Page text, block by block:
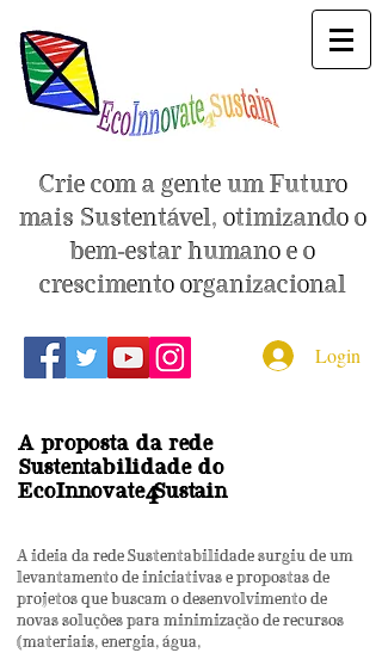
Login
Crie com a gente um Futuro
mais Sustentável, otimizando o
bem-estar humano e o
crescimento organizacional
A proposta da rede
Sustentabilidade do
4
EcoInnovate Sustain
A ideia da rede Sustentabilidade surgiu de um
levantamento de iniciativas e propostas de
projetos que buscam o desenvolvimento de
novas soluções para minimização de recursos
(materiais, energia, água,